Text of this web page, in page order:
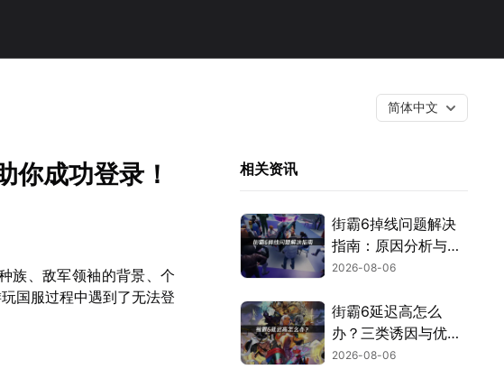
简体中文
你成功登录！
族、敌军领袖的背景、个
国服过程中遇到了无法登
相关资讯
街霸6掉线问题解决
指南：原因分析与网
络优化技巧！
2026-08-06
街霸6延迟高怎么
办？三类诱因与优化
解决方案！
2026-08-06